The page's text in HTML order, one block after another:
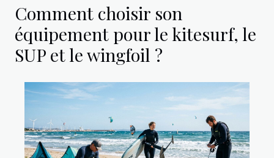
Comment choisir son
équipement pour le kitesurf, le
SUP et le wingfoil ?